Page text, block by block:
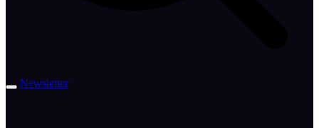
Newsletter